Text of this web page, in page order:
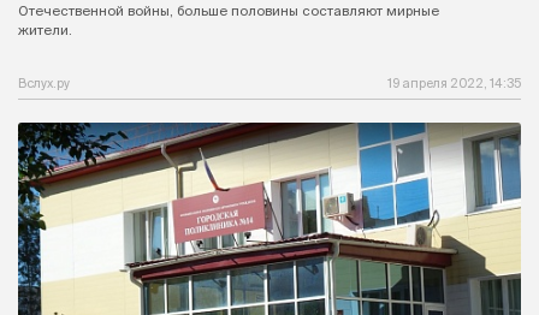
Отечественной войны, больше половины составляют мирные
жители.
Вслух.ру 19 апреля 2022, 14:35